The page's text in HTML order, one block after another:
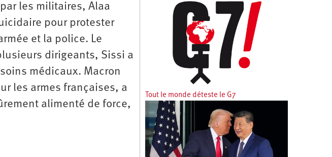
les militaires, Alaa
pour protester
et la police. Le
dirigeants, Sissi a
médicaux. Macron
les armes françaises, a
alimenté de force,
Tout le monde déteste le G7